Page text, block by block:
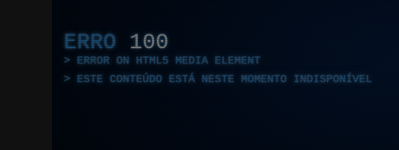
ERRO 100
ERROR ON HTML5 MEDIA ELEMENT
ESTE CONTEÚDO ESTÁ NESTE MOMENTO INDISPONÍVEL